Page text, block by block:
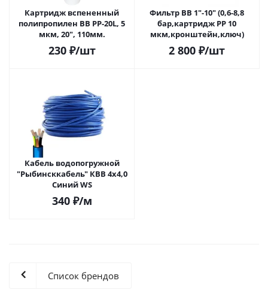
Картридж вспененный
полипропилен BB PP-20L, 5
мкм, 20", 110мм.
230₽/шт
Фильтр BB 1"-10" (0,6-8,8
бар,картридж PP 10
мкм,кронштейн,ключ)
2 800 ₽/шт
Кабель водопогружной
"Рыбинсккабель" КВВ 4х4,0
Синий WS
340₽/м
Список брендов